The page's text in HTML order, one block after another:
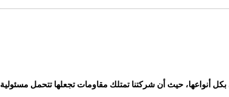
أنواعها، حيث أن شركتنا تمتلك مقاومات تجعلها تتحمل مسئولية